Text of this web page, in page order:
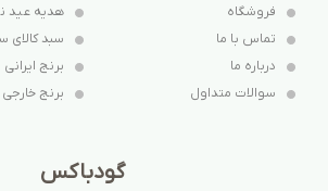
فروشگاه
تماس با ما
درباره ما
سوالات متداول
هدیه عید
سبد کالای
برنج ایرانی
برنج خارجی
گودباکس